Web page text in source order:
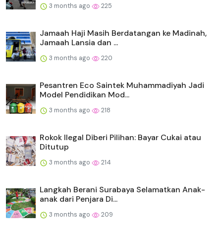
3 months ago 225
Jamaah Haji Masih Berdatangan ke Madinah,
Jamaah Lansia dan ...
3 months ago 220
Pesantren Eco Saintek Muhammadiyah Jadi
Model Pendidikan Mod...
3 months ago 218
Rokok Ilegal Diberi Pilihan: Bayar Cukai atau
Ditutup
3 months ago 214
Langkah Berani Surabaya Selamatkan Anak-
anak dari Penjara Di...
3 months ago 209